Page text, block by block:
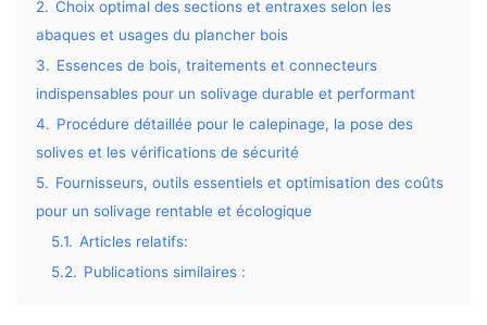
2. Choix optimal des sections et entraxes selon les
abaques et usages du plancher bois
3. Essences de bois, traitements et connecteurs
indispensables pour un solivage durable et performant
4. Procédure détaillée pour le calepinage, la pose des
solives et les vérifications de sécurité
5. Fournisseurs, outils essentiels et optimisation des coûts
pour un solivage rentable et écologique
5.1. Articles relatifs:
5.2. Publications similaires :